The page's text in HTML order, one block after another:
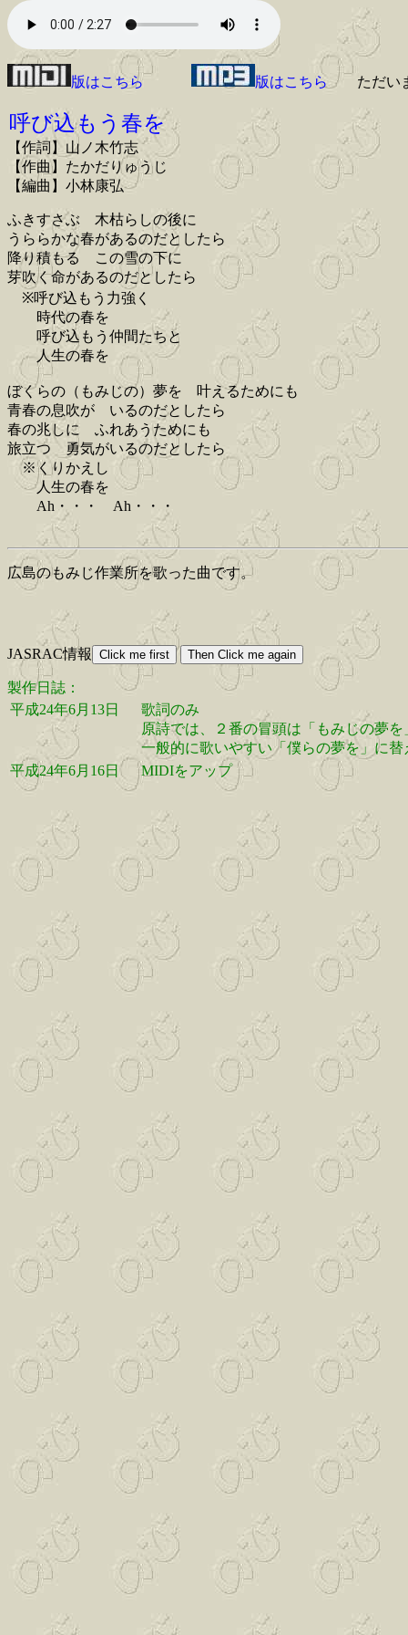
版はこちら 版はこちらただい
呼び込もう春を
【作詞】山ノ木竹志
【作曲】たかだりゅうじ
【編曲】小林康弘
ふきすさぶ 木枯らしの後に
うららかな春があるのだとしたら
降り積もる この雪の下に
芽吹く命があるのだとしたら
※呼び込もう力強く
時代の春を
呼び込もう仲間たちと
人生の春を
ぼくらの（もみじの）夢を 叶えるためにも
青春の息吹が いるのだとしたら
春の兆しに ふれあうためにも
旅立つ 勇気がいるのだとしたら
※くりかえし
人生の春を
Ah・・・ Ah・・・
広島のもみじ作業所を歌った曲です。
JASRAC情報
製作日誌：
平成24年6月13日
歌詞のみ
原詩では、２番の冒頭は「もみじの夢
一般的に歌いやすい「僕らの夢を」に
平成24年6月16日
MIDIをアップ